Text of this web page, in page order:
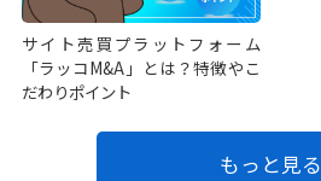
サイト売買プラットフォーム
「ラッコM&A」とは？特徴やこ
だわりポイント
もっと見る